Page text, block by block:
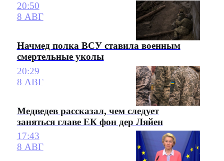
20:50
8 АВГ
Начмед полка ВСУ ставила военным
смертельные уколы
20:29
8 АВГ
Медведев рассказал, чем следует
заняться главе ЕК фон дер Ляйен
17:43
8 АВГ